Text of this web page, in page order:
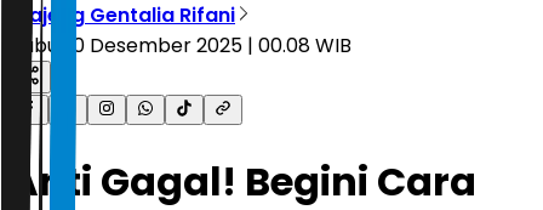
Diajeng Gentalia Rifani
Rabu, 10 Desember 2025 | 00.08 WIB
Anti Gagal! Begini Cara